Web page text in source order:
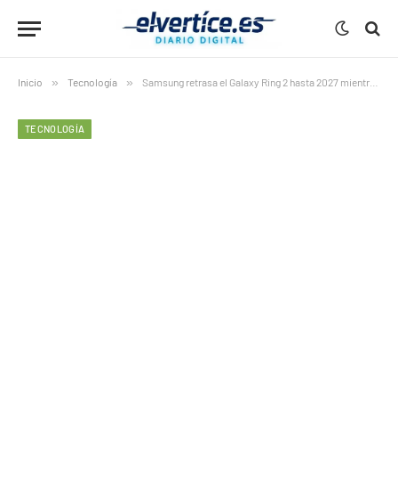
Inicio » Tecnología » Samsung retrasa el Galaxy Ring 2 hasta 2027 mientras redefine el futuro de los wearables
TECNOLOGÍA